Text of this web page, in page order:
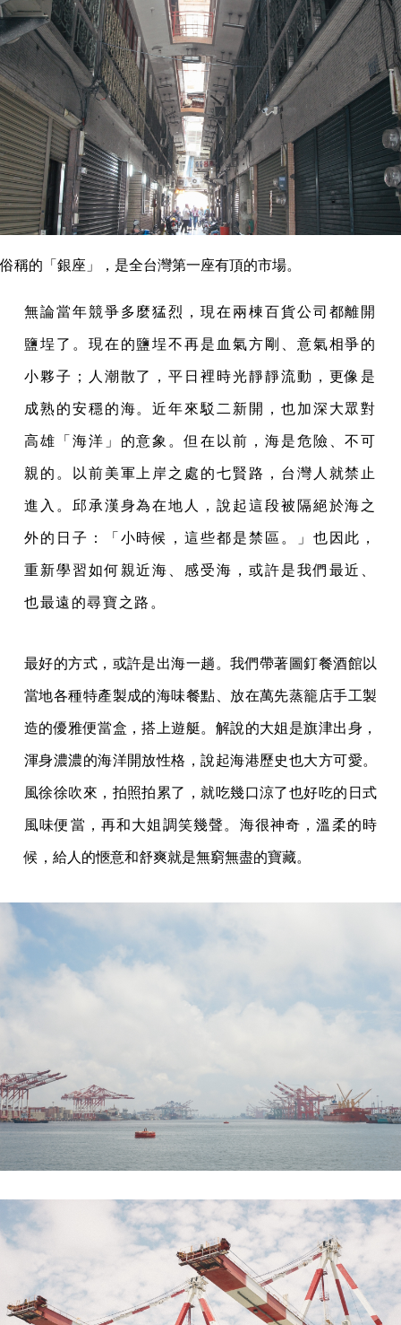
俗稱的「銀座」，是全台灣第一座有頂的市場。
無論當年競爭多麼猛烈，現在兩棟百貨公司都離開
鹽埕了。現在的鹽埕不再是血氣方剛、意氣相爭的
小夥子；人潮散了，平日裡時光靜靜流動，更像是
成熟的安穩的海。近年來駁二新開，也加深大眾對
高雄「海洋」的意象。但在以前，海是危險、不可
親的。以前美軍上岸之處的七賢路，台灣人就禁止
進入。邱承漢身為在地人，說起這段被隔絕於海之
外的日子：「小時候，這些都是禁區。」也因此，
重新學習如何親近海、感受海，或許是我們最近、
也最遠的尋寶之路。
最好的方式，或許是出海一趟。我們帶著圖釘餐酒館以
當地各種特產製成的海味餐點、放在萬先蒸籠店手工製
造的優雅便當盒，搭上遊艇。解說的大姐是旗津出身，
渾身濃濃的海洋開放性格，說起海港歷史也大方可愛。
風徐徐吹來，拍照拍累了，就吃幾口涼了也好吃的日式
風味便當，再和大姐調笑幾聲。海很神奇，溫柔的時
候，給人的愜意和舒爽就是無窮無盡的寶藏。